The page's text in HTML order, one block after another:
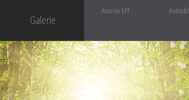
Galerie
Anreise EPF Kontakt